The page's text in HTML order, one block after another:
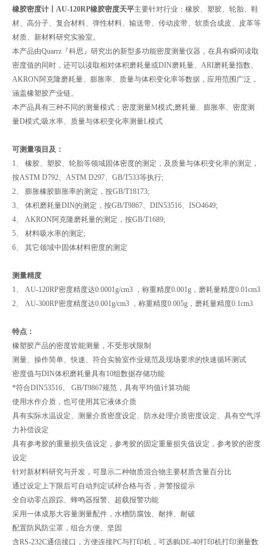
橡胶密度计丨AU-120RP橡胶密度天平主要针对行业：橡胶、塑胶、轮胎、鞋
材、高分子、复合材料、弹性材料、输送带、传动皮带、软质合成皮、皮革等
材质、新材料研究实验室。
本产品由Quarrz『科思』研究出的新型多功能密度测量仪器，在具有瞬间读取
密度值的同时，还可以读取相对体积磨耗量或DIN磨耗量、ARI磨耗量指数、
AKRON阿克隆磨耗量、膨胀率、质量与体积变化率等数据，应用范围广泛，
涵盖橡塑胶产业链。
本产品具有三种不同的测量模式：密度测量M模式;磨耗量、膨胀率、密度测
量D模式;吸水率、质量与体积变化率测量L模式
可测量项目及：
1、 橡胶、塑胶、轮胎等领域固体密度的测定，及质量与体积变化率的测定，
按ASTM D792、ASTM D297、GB/T533等执行;
2、 膨胀橡胶膨胀率的测定，按GB/T18173;
3、 体积磨耗量DIN的测定，按GB/T9867、DIN53516、ISO4649;
4、 AKRON阿克隆磨耗量的测定，按GB/T1689;
5、 材料吸水率的测定;
6、 其它领域中固体材料密度的测定
测量精度
1、 AU-120RP密度精度达0.0001g/cm3 ，称重精度0.001g，磨耗量精度0.01cm3
2、 AU-300RP密度精度达0.001g/cm3 ，称重精度0.005g，磨耗量精度0.1cm3
特点：
橡塑胶产品的密度皆能测量，不受形状限制
测量、操作简单、快速、符合实验室作业规范及现场要求的快速循环测试
密度值与DIN体积磨耗量具有10组数据存储功能
*符合DIN53516、 GB/T9867规范，具有平均值计算功能
使用水作介质，也可使用其它液体介质
具有实际水温设定、测量介质密度设定、防水处理介质密度设定、具有空气浮
力补偿设定
具有参考胶的重量损失值设定，参考胶的固定重量损失值设定，参考胶的密度
设定
针对新材料研究与开发，可显示二种物质混合物主要材质含量百分比
通过设定上下限后可自动判定试样合格与否，并警报提示
全自动零点跟踪、蜂鸣器报警、超载报警功能
采用一体成形大容量测量配件，水槽防腐蚀、耐摔、耐破
配置防风防尘罩，组合方便、坚固
含RS-232C通信接口，方便连接PC与打印机，可选购DE-40打印机打印测量数